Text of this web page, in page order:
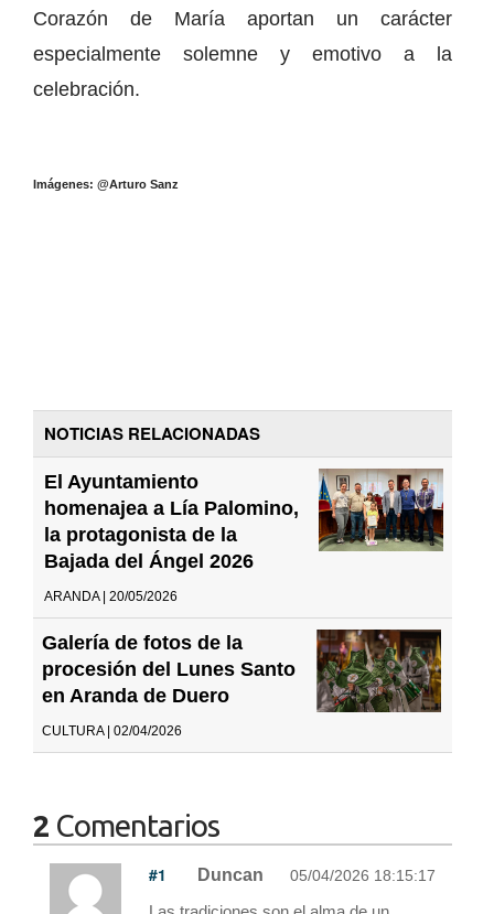
Corazón de María aportan un carácter
especialmente solemne y emotivo a la
celebración.
Imágenes: @Arturo Sanz
NOTICIAS RELACIONADAS
El Ayuntamiento
homenajea a Lía Palomino,
la protagonista de la
Bajada del Ángel 2026
ARANDA | 20/05/2026
Galería de fotos de la
procesión del Lunes Santo
en Aranda de Duero
CULTURA | 02/04/2026
2 Comentarios
#1 Duncan 05/04/2026 18:15:17